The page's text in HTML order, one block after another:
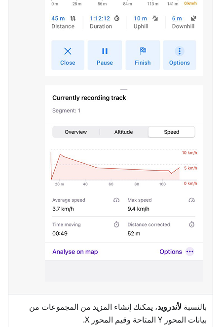
بالنسبة لأندرويد، يمكنك إنشاء المزيد من المجموعات من
بيانات المحور Y المتاحة وقيم المحور X.